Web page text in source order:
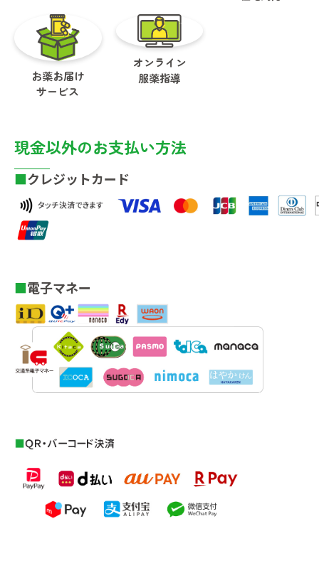
お薬お届け
サービス
オンライン
服薬指導
現金以外のお支払い方法
クレジットカード
電子マネー